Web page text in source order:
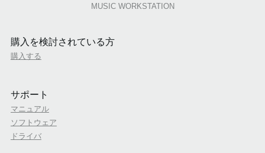
MUSIC WORKSTATION
購入を検討されている方
購入する
サポート
マニュアル
ソフトウェア
ドライバ